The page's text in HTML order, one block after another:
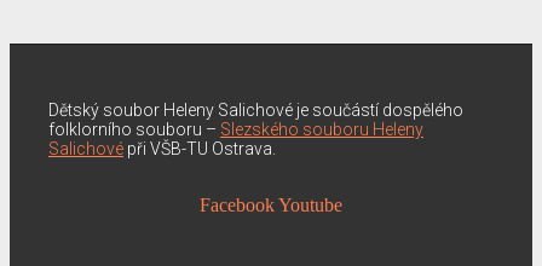
Dětský soubor Heleny Salichové je součástí dospělého
folklorního souboru – Slezského souboru Heleny
Salichové při VŠB-TU Ostrava.
FacebookYoutube